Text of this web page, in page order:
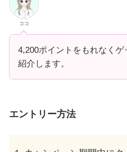
ココ
4,200ポイントをもれなく
紹介します。
エントリー方法